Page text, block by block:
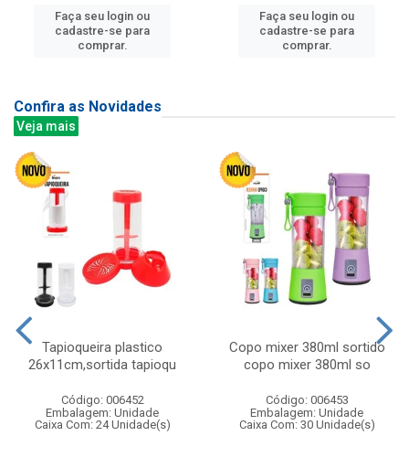
Faça seu login ou
cadastre-se para
comprar.
Faça seu login ou
cadastre-se para
comprar.
Confira as Novidades
Veja mais
Tapioqueira plastico
26x11cm,sortida tapioqu
Código: 006452
Embalagem: Unidade
Caixa Com: 24 Unidade(s)
Copo mixer 380ml sortido
copo mixer 380ml so
Código: 006453
Embalagem: Unidade
Caixa Com: 30 Unidade(s)